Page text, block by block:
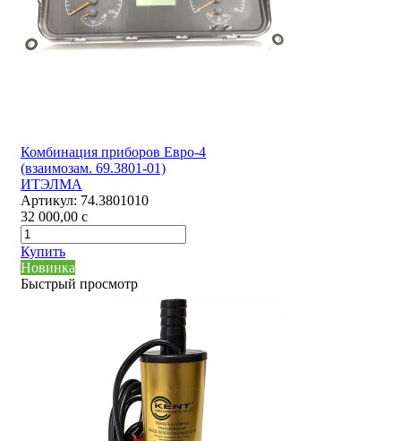
Комбинация приборов Евро-4
(взаимозам. 69.3801-01)
ИТЭЛМА
Артикул: 74.3801010
32 000,00 c
Купить
Новинка
Быстрый просмотр